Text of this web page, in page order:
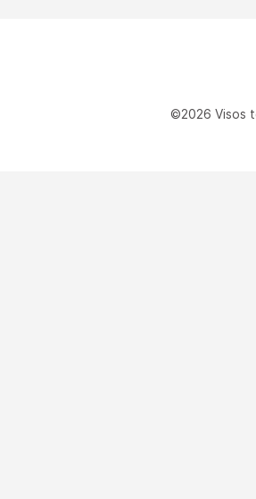
©2026 Visos